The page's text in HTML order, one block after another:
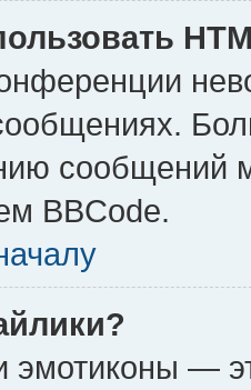
сообщений
BBCode.
—